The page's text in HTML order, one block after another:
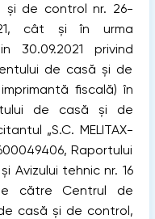
și de control nr. 26-
cât și în urma
30.09.2021 privind
de casă și de
fiscală) în
de casă și de
„S.C. MELITAX-
Raportului
Avizului tehnic nr. 16
către Centrul de
casă și de control,